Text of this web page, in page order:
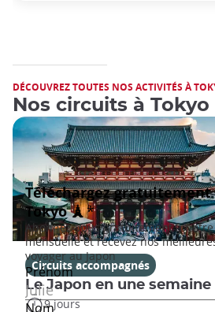
DÉCOUVREZ TOUTES NOS ACTIVITÉS À
Nos circuits à Tokyo
Circuits accompagnés
Le Japon en une semaine
9 jours